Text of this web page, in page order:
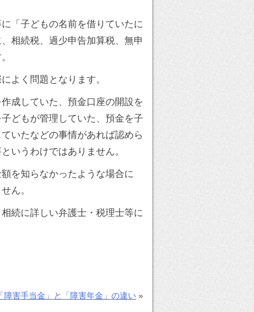
「子どもの名前を借りていたに
相続税、過少申告加算税、無申
よく問題となります。
成していた、預金口座の開設を
どもが管理していた、預金を子
いたなどの事情があれば認めら
いうわけではありません。
を知らなかったような場合に
ん。
続に詳しい弁護士・税理士等に
「障害手当金」と「障害年金」の違い »